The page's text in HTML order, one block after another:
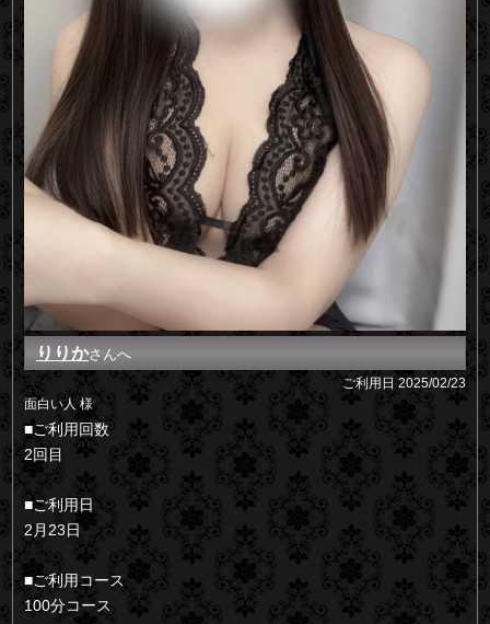
りりかさんへ
ご利用日2025/02/23
面白い人 様
■ご利用回数
2回目
■ご利用日
2月23日
■ご利用コース
100分コース